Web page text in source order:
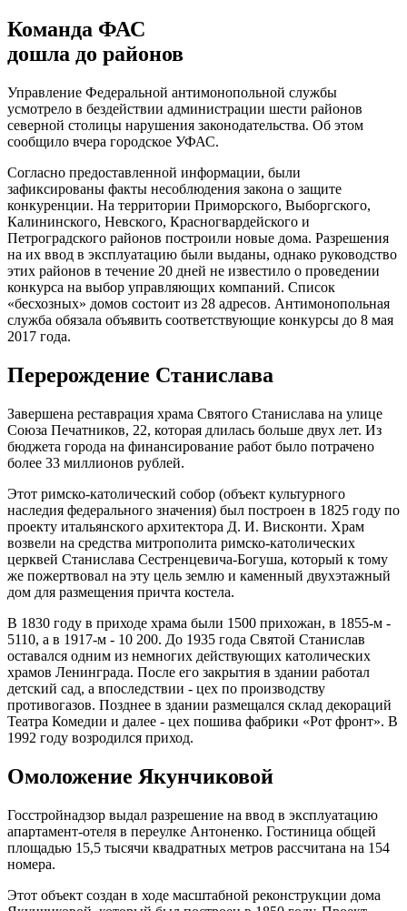
Команда ФАС
дошла до районов
Управление Федеральной антимонопольной службы
усмотрело в бездействии администрации шести районов
северной столицы нарушения законодательства. Об этом
сообщило вчера городское УФАС.
Согласно предоставленной информации, были
зафиксированы факты несоблюдения закона о защите
конкуренции. На территории Приморского, Выборгского,
Калининского, Невского, Красногвардейского и
Петроградского районов построили новые дома. Разрешения
на их ввод в эксплуатацию были выданы, однако руководство
этих районов в течение 20 дней не известило о проведении
конкурса на выбор управляющих компаний. Список
«бесхозных» домов состоит из 28 адресов. Антимонопольная
служба обязала объявить соответствующие конкурсы до 8 мая
2017 года.
Перерождение Станислава
Завершена реставрация храма Святого Станислава на улице
Союза Печатников, 22, которая длилась больше двух лет. Из
бюджета города на финансирование работ было потрачено
более 33 миллионов рублей.
Этот римско-католический собор (объект культурного
наследия федерального значения) был построен в 1825 году по
проекту итальянского архитектора Д. И. Висконти. Храм
возвели на средства митрополита римско-католических
церквей Станислава Сестренцевича-Богуша, который к тому
же пожертвовал на эту цель землю и каменный двухэтажный
дом для размещения причта костела.
В 1830 году в приходе храма были 1500 прихожан, в 1855-м -
5110, а в 1917-м - 10 200. До 1935 года Святой Станислав
оставался одним из немногих действующих католических
храмов Ленинграда. После его закрытия в здании работал
детский сад, а впоследствии - цех по производству
противогазов. Позднее в здании размещался склад декораций
Театра Комедии и далее - цех пошива фабрики «Рот фронт». В
1992 году возродился приход.
Омоложение Якунчиковой
Госстройнадзор выдал разрешение на ввод в эксплуатацию
апартамент-отеля в переулке Антоненко. Гостиница общей
площадью 15,5 тысячи квадратных метров рассчитана на 154
номера.
Этот объект создан в ходе масштабной реконструкции дома